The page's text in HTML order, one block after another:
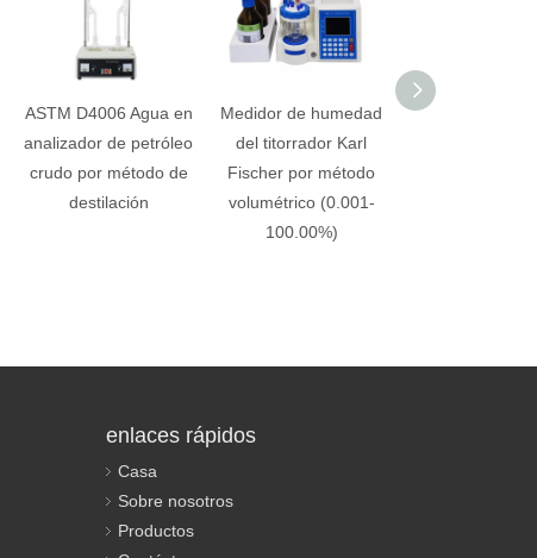
ASTM D4006 Agua en
analizador de petróleo
crudo por método de
destilación
Medidor de humedad
del titorrador Karl
Fischer por método
volumétrico (0.001-
100.00%)
enlaces rápidos
Casa
Sobre nosotros
Productos